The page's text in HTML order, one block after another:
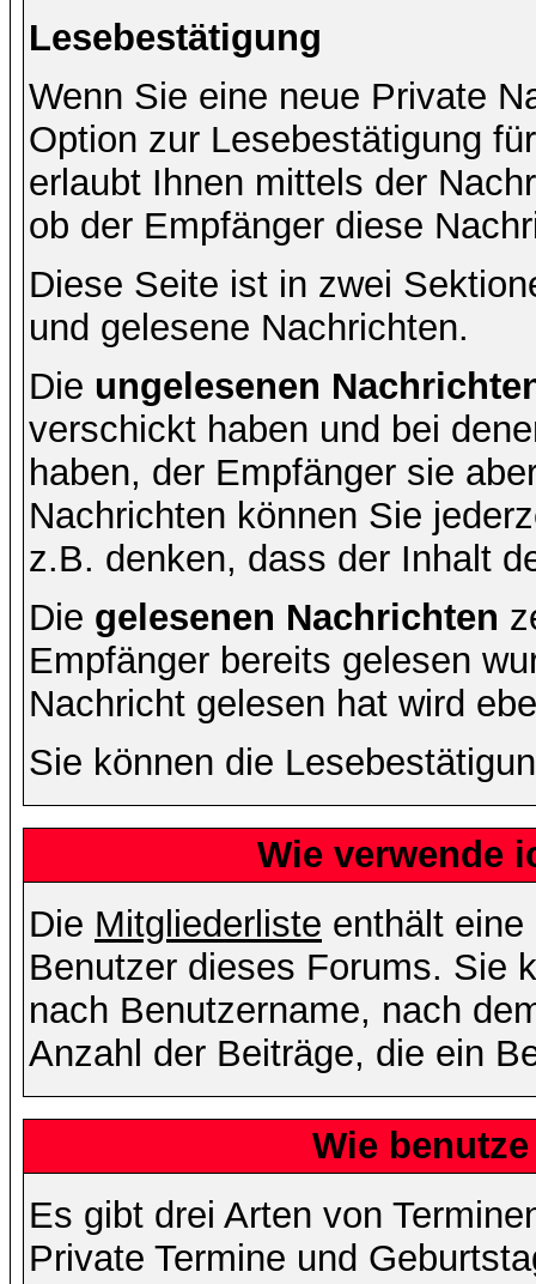
Lesebestätigung
Wenn Sie eine neue Private
Option zur Lesebestätigung
erlaubt Ihnen mittels der
ob der Empfänger diese
Diese Seite ist in zwei
und gelesene Nachrichten.
Die ungelesenen
verschickt haben und bei
haben, der Empfänger sie
Nachrichten können Sie
z.B. denken, dass der Inhalt
Die gelesenen Nachrichten
Empfänger bereits gelesen
Nachricht gelesen hat wird
Sie können die
Wie verwende
Die Mitgliederliste enthält
Benutzer dieses Forums. Sie
nach Benutzername, nach
Anzahl der Beiträge, die ein
Wie
Es gibt drei Arten von
Private Termine und